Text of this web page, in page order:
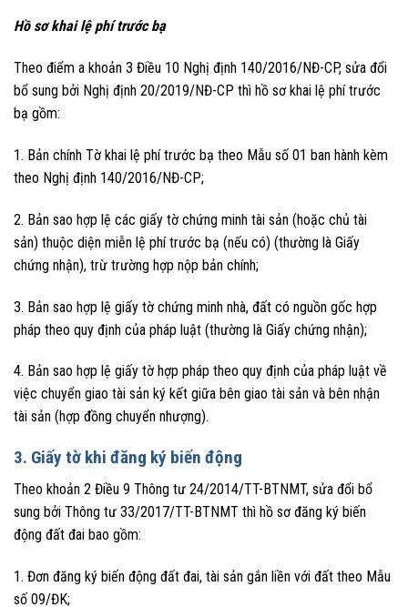
Hồ sơ khai lệ phí trước bạ
Theo điểm a khoản 3 Điều 10 Nghị định 140/2016/NĐ-CP, sửa đổi
bổ sung bởi Nghị định 20/2019/NĐ-CP thì hồ sơ khai lệ phí trước
bạ gồm:
1. Bản chính Tờ khai lệ phí trước bạ theo Mẫu số 01 ban hành kèm
theo Nghị định 140/2016/NĐ-CP;
2. Bản sao hợp lệ các giấy tờ chứng minh tài sản (hoặc chủ tài
sản) thuộc diện miễn lệ phí trước bạ (nếu có) (thường là Giấy
chứng nhận), trừ trường hợp nộp bản chính;
3. Bản sao hợp lệ giấy tờ chứng minh nhà, đất có nguồn gốc hợp
pháp theo quy định của pháp luật (thường là Giấy chứng nhận);
4. Bản sao hợp lệ giấy tờ hợp pháp theo quy định của pháp luật về
việc chuyển giao tài sản ký kết giữa bên giao tài sản và bên nhận
tài sản (hợp đồng chuyển nhượng).
3. Giấy tờ khi đăng ký biến động
Theo khoản 2 Điều 9 Thông tư 24/2014/TT-BTNMT, sửa đổi bổ
sung bởi Thông tư 33/2017/TT-BTNMT thì hồ sơ đăng ký biến
động đất đai bao gồm:
1. Đơn đăng ký biến động đất đai, tài sản gắn liền với đất theo Mẫu
số 09/ĐK;